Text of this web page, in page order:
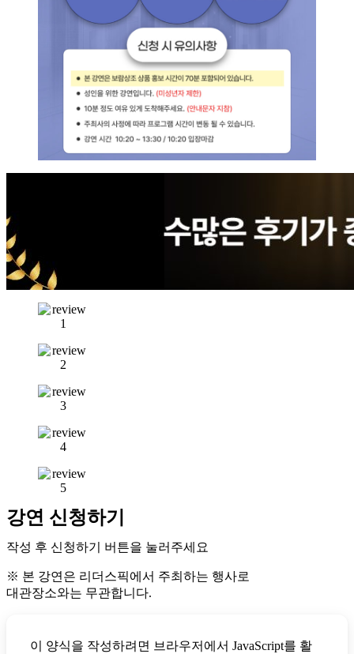
강연 신청하기
작성 후 신청하기 버튼을 눌러주세요
※ 본 강연은 리더스픽에서 주최하는 행사로
대관장소와는 무관합니다.
이 양식을 작성하려면 브라우저에서 JavaScript를 활